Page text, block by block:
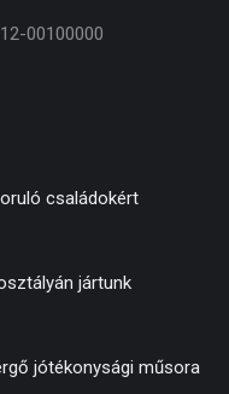
00100000
családokért
jártunk
jótékonysági műsora